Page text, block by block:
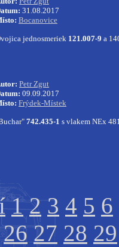
31.08.2017
Bocanovice
jednosmeriek 121.007-9 a
Petr Zgut
09.09.2017
Frýdek-Místek
742.435-1 s vlakem NEx
1 2 3 4 5 6
26 27 28 29